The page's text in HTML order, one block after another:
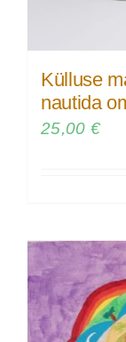
Külluse
nautida
25,00 €